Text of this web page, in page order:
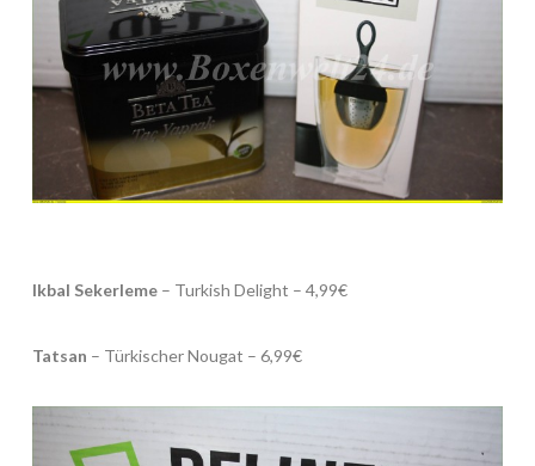
Ikbal Sekerleme– Turkish Delight – 4,99€
Tatsan – Türkischer Nougat – 6,99€